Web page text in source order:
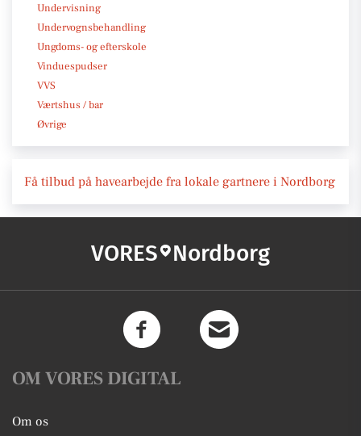
Undervisning
Undervognsbehandling
Ungdoms- og efterskole
Vinduespudser
VVS
Værtshus / bar
Øvrige
Få tilbud på havearbejde fra lokale gartnere i Nordborg
VORES Nordborg
OM VORES DIGITAL
Om os